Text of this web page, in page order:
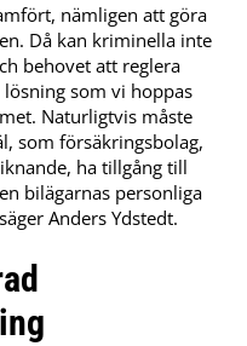
nämligen att göra
Då kan kriminella inte
behovet att reglera
som vi hoppas
Naturligtvis måste
som försäkringsbolag,
ha tillgång till
bilägarnas personliga
Anders Ydstedt.